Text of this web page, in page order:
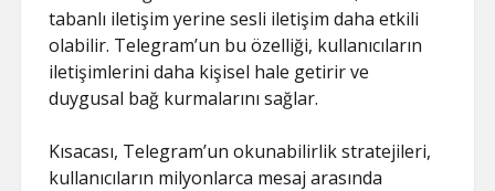
tabanlı iletişim yerine sesli iletişim daha etkili
olabilir. Telegram’un bu özelliği, kullanıcıların
iletişimlerini daha kişisel hale getirir ve
duygusal bağ kurmalarını sağlar.
Kısacası, Telegram’un okunabilirlik stratejileri,
kullanıcıların milyonlarca mesaj arasında